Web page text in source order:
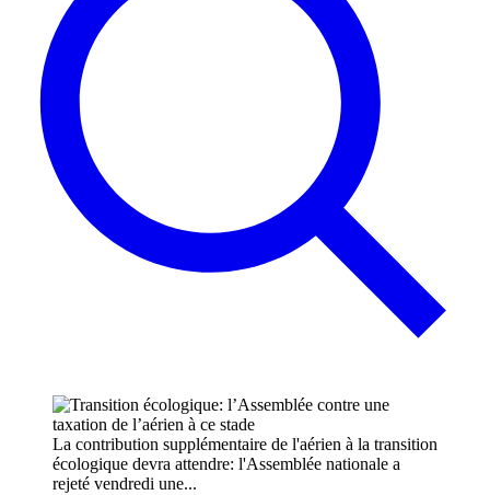
La contribution supplémentaire de l'aérien à la transition
écologique devra attendre: l'Assemblée nationale a
rejeté vendredi une...